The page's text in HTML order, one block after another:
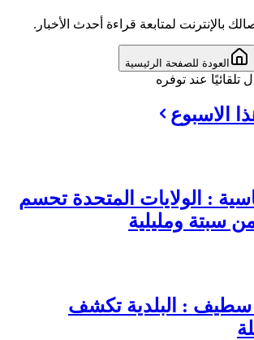
بالإنترنت لمتابعة قراءة أحدث الأخبار.
العودة للصفحة الرئيسية
تلقائيًا عند توفره
الاسبوع
: الولايات المتحدة تحسم
من سبتة ومليلية
: البلدية تكشف